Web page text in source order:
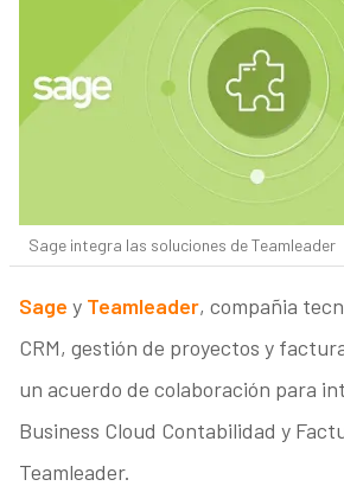
Sage integra las soluciones de Teamleader
Sage y Teamleader, compañia
CRM, gestión de proyectos y
un acuerdo de colaboración para
Business Cloud Contabilidad y
Teamleader.